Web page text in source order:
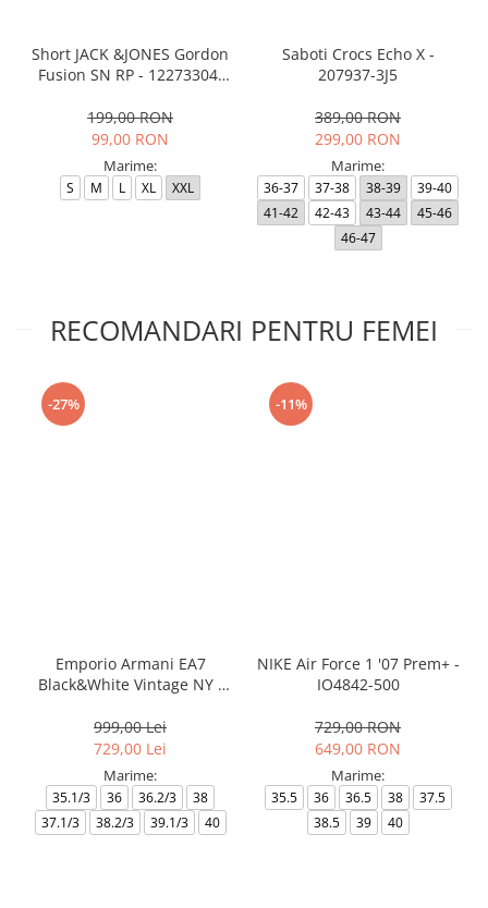
Short JACK &JONES Gordon
Fusion SN RP - 12273304-
199,00 RON
99,00 RON
Marime:
S M L XL XXL
Saboti Crocs Echo X -
207937-3J5
389,00 RON
299,00 RON
Marime:
36-37 37-38 38-39
39-40
41-42
42-43 43-44
45-46
46-47
RECOMANDARI PENTRU FEMEI
-27%
Emporio Armani EA7
Black&White Vintage NY -
999,00 Lei
729,00 Lei
Marime:
35.1/3 36 36.2/3
38
37.1/3
38.2/3 39.1/3 40
-11%
NIKE Air Force 1 '07 Prem+ -
IO4842-500
729,00 RON
649,00 RON
Marime:
35.5 36 36.5 38
37.5
38.5
39 40